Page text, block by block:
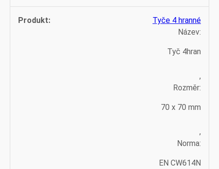
Tyče 4 hranné
Název:
Tyč 4hran
,
Rozměr:
70 x 70 mm
,
Norma:
EN CW614N